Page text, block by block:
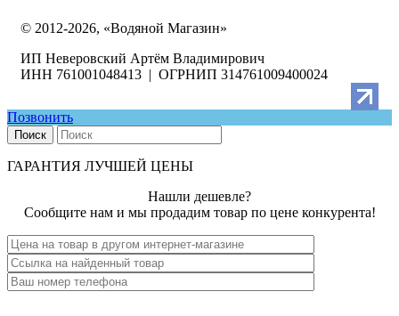
© 2012-2026, «Водяной Магазин»
ИП Неверовский Артём Владимирович
ИНН 761001048413 | ОГРНИП 314761009400024
Позвонить
Поиск
ГАРАНТИЯ ЛУЧШЕЙ ЦЕНЫ
Нашли дешевле?
Сообщите нам и мы продадим товар по цене конкурента!